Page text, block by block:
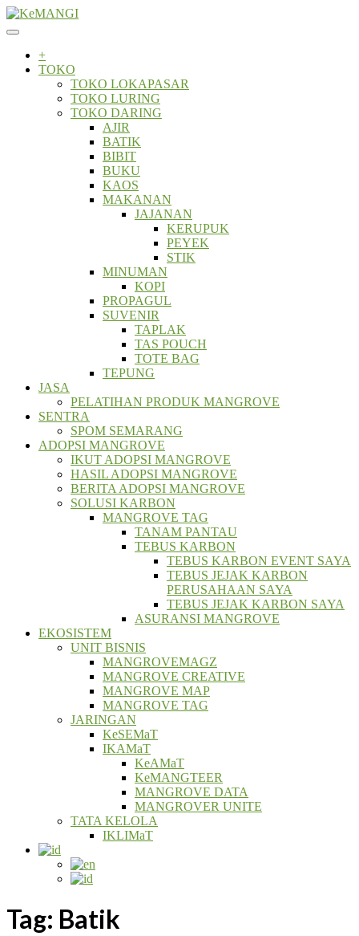
Skip
to
+
TOKO
TOKO LOKAPASAR
TOKO LURING
TOKO DARING
AJIR
BATIK
BIBIT
BUKU
KAOS
MAKANAN
JAJANAN
KERUPUK
PEYEK
STIK
MINUMAN
KOPI
PROPAGUL
SUVENIR
TAPLAK
TAS POUCH
TOTE BAG
TEPUNG
JASA
PELATIHAN PRODUK MANGROVE
SENTRA
SPOM SEMARANG
ADOPSI MANGROVE
IKUT ADOPSI MANGROVE
HASIL ADOPSI MANGROVE
BERITA ADOPSI MANGROVE
SOLUSI KARBON
MANGROVE TAG
TANAM PANTAU
TEBUS KARBON
TEBUS KARBON EVENT SAYA
TEBUS JEJAK KARBON
PERUSAHAAN SAYA
TEBUS JEJAK KARBON SAYA
ASURANSI MANGROVE
EKOSISTEM
UNIT BISNIS
MANGROVEMAGZ
MANGROVE CREATIVE
MANGROVE MAP
MANGROVE TAG
JARINGAN
KeSEMaT
IKAMaT
KeAMaT
KeMANGTEER
MANGROVE DATA
MANGROVER UNITE
TATA KELOLA
IKLIMaT
Tag: Batik